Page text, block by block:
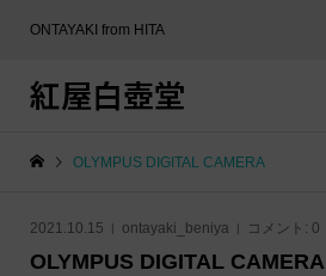
ONTAYAKI from HITA
紅屋白壺堂
OLYMPUS DIGITAL CAMERA
2021.10.15 ontayaki_beniya コメント: 0
OLYMPUS DIGITAL CAMERA